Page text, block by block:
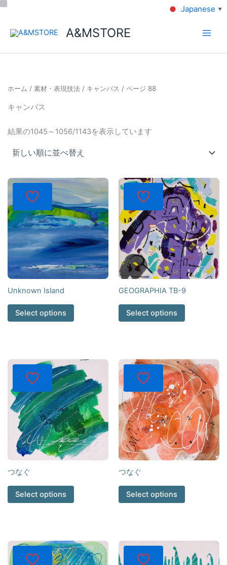
A&MSTORE
ホーム / 素材・表現技法 / キャンバス / ページ 88
キャンバス
結果の1045～1056/1143を表示しています
Unknown Island
Select options
GEOGRAPHIA TB-9
Select options
つなぐ
Select options
つなぐ
Select options
Japanese ▼